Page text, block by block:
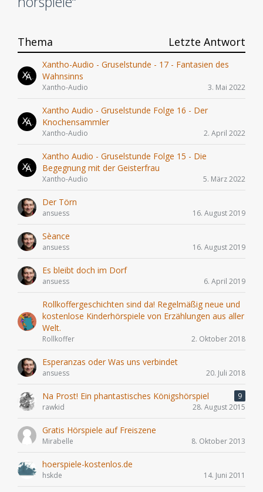
Thema Letzte Antwort
Xantho-Audio - Gruselstunde - 17 - Fantasien des
Wahnsinns
Xantho-Audio 3. Mai 2022
Xantho Audio - Gruselstunde Folge 16 - Der
Knochensammler
Xantho-Audio 2. April 2022
Xantho Audio - Gruselstunde Folge 15 - Die
Begegnung mit der Geisterfrau
Xantho-Audio 5. März 2022
Der Törn
ansuess 16. August 2019
Sèance
ansuess 16. August 2019
Es bleibt doch im Dorf
ansuess 6. April 2019
Rollkoffergeschichten sind da! Regelmäßig neue und
kostenlose Kinderhörspiele von Erzählungen aus aller
Welt.
Rollkoffer 2. Oktober 2018
Esperanzas oder Was uns verbindet
ansuess 20. Juli 2018
Na Prost! Ein phantastisches Königshörspiel
9
rawkid
28. August 2015
Gratis Hörspiele auf Freiszene
Mirabelle 8. Oktober 2013
hoerspiele-kostenlos.de
hskde 14. Juni 2011